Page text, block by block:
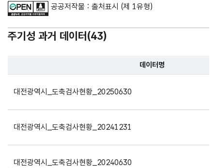
공공저작물 : 출처표시 (제 1유형)
주기성 과거 데이터(43)
데이터명
대전광역시_도축검사현황_20250630
대전광역시_도축검사현황_20241231
대전광역시_도축검사현황_20240630